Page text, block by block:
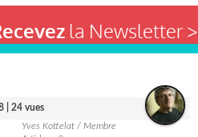
la Newsletter >
| 24 vues
Yves Kottelat / Membre